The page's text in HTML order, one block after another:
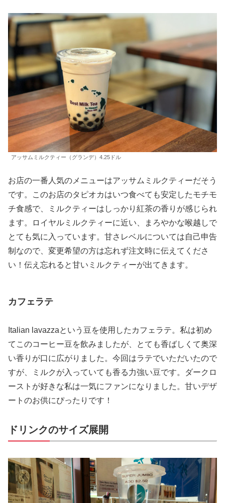
アッサムミルクティー（グランデ）4.25ドル
お店の一番人気のメニューはアッサムミルクティーだそう
です。このお店のタピオカはいつ食べても安定したモチモ
チ食感で、ミルクティーはしっかり紅茶の香りが感じられ
ます。ロイヤルミルクティーに近い、まろやかな喉越しで
とても気に入っています。甘さレベルについては自己申告
制なので、変更希望の方は忘れず注文時に伝えてくださ
い！伝え忘れると甘いミルクティーが出てきます。
カフェラテ
Italian lavazzaという豆を使用したカフェラテ。私は初め
てこのコーヒー豆を飲みましたが、とても香ばしくて奥深
い香りが口に広がりました。今回はラテでいただいたので
すが、ミルクが入っていても香る力強い豆です。ダークロ
ーストが好きな私は一気にファンになりました。甘いデザ
ートのお供にぴったりです！
ドリンクのサイズ展開